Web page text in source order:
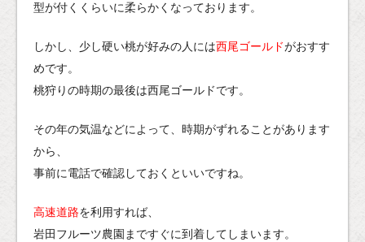
型が付くくらいに柔らかくなっております。
しかし、少し硬い桃が好みの人には西尾ゴールドがおすす
めです。
桃狩りの時期の最後は西尾ゴールドです。
その年の気温などによって、時期がずれることがあります
から、
事前に電話で確認しておくといいですね。
高速道路を利用すれば、
岩田フルーツ農園まですぐに到着してしまいます。